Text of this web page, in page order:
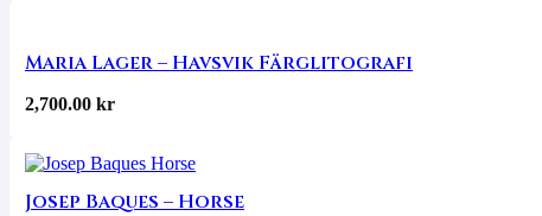
Maria Lager – Havsvik Färglitografi
2,700.00 kr
Josep Baques – Horse